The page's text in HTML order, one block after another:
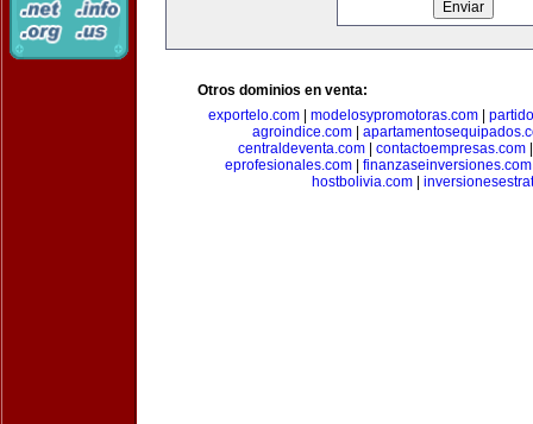
Otros dominios en venta:
exportelo.com
modelosypromotoras.com
agroindice.com
centraldeventa.com
contactoempresas.com
eprofesionales.com
finanzaseinversiones.com
hostbolivia.com|